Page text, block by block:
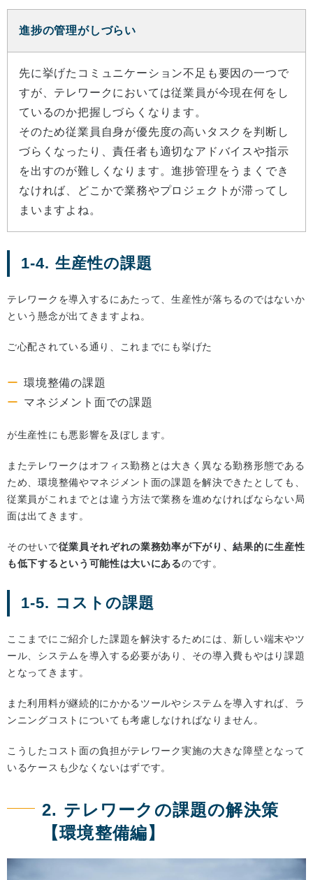
進捗の管理がしづらい
先に挙げたコミュニケーション不足も要因の一つで
すが、テレワークにおいては従業員が今現在何をし
ているのか把握しづらくなります。
そのため従業員自身が優先度の高いタスクを判断し
づらくなったり、責任者も適切なアドバイスや指示
を出すのが難しくなります。進捗管理をうまくでき
なければ、どこかで業務やプロジェクトが滞ってし
まいますよね。
1-4. 生産性の課題
テレワークを導入するにあたって、生産性が落ちるのではないか
という懸念が出てきますよね。
ご心配されている通り、これまでにも挙げた
環境整備の課題
マネジメント面での課題
が生産性にも悪影響を及ぼします。
またテレワークはオフィス勤務とは大きく異なる勤務形態である
ため、環境整備やマネジメント面の課題を解決できたとしても、
従業員がこれまでとは違う方法で業務を進めなければならない局
面は出てきます。
そのせいで従業員それぞれの業務効率が下がり、結果的に生産性
も低下するという可能性は大いにあるのです。
1-5. コストの課題
ここまでにご紹介した課題を解決するためには、新しい端末やツ
ール、システムを導入する必要があり、その導入費もやはり課題
となってきます。
また利用料が継続的にかかるツールやシステムを導入すれば、ラ
ンニングコストについても考慮しなければなりません。
こうしたコスト面の負担がテレワーク実施の大きな障壁となって
いるケースも少なくないはずです。
2. テレワークの課題の解決策
【環境整備編】